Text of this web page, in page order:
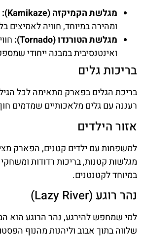
מגלשת הקמיקזה (Kamikaze):
ומהירה במיוחד, חוויה לאמיצים
מגלשת הטורנדו (Tornado):
ואינטנסיבית במבנה ייחודי
בריכות גלים
בריכת הגלים בפארק מתאימה לכל
רעננה עם גלים מלאכותיים שמדמים
אזור הילדים
למשפחות עם ילדים קטנים, הפארק
מגלשות קטנות, בריכות רדודות
במיוחד לקטנטנים.
נהר רוגע (Lazy River)
למי שמחפש להירגע, נהר הרוגע הוא
שלווה בתוך אבוב וליהנות מהנוף